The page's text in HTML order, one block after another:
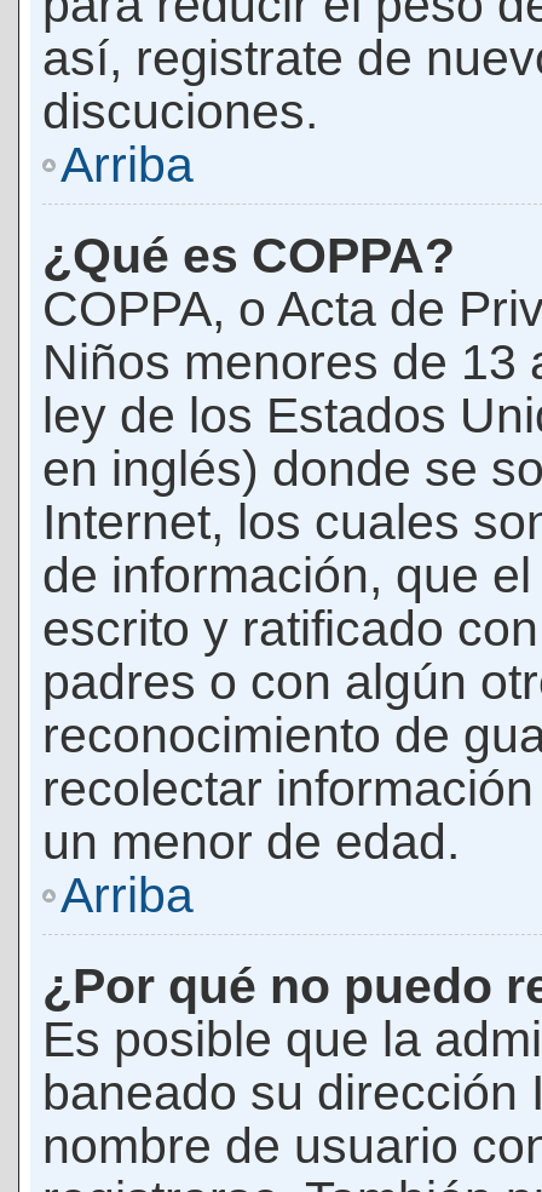
así, registrate de
discuciones.
Arriba
¿Qué es COPPA?
COPPA, o Acta de
Niños menores de 13
ley de los Estados
en inglés) donde se
Internet, los cuales
de información, que
escrito y ratificado
padres o con algún
reconocimiento de
recolectar
un menor de edad.
Arriba
¿Por qué no puedo
Es posible que la
baneado su dirección
nombre de usuario